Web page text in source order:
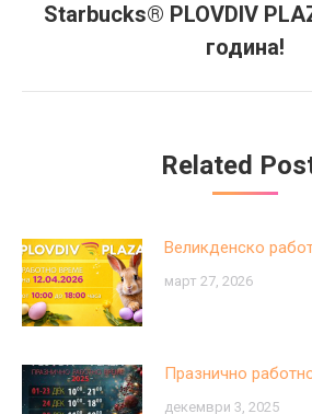
Next
post:
Starbucks® PLOVDIV
година!
Related
Великденско
март 27, 2026
Празнично
декември 3, 2025